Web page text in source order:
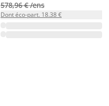
578,96 € /ens
Dont éco-part. 18.38 €